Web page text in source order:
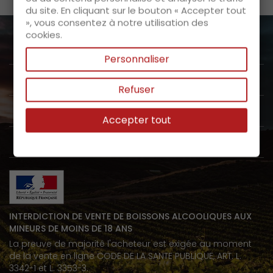
A propos de nous 
Service clients 
Nos produits 
INTERDICTION DE VENTE DE BOISSONS ALCOOLIQUES AUX
MINEURS DE MOINS DE 18 ANS
La preuve de majorité l'acheteur est exigée au moment
de la vente en ligne CODE DE LA SANTE PUBLIQUE, ART. L.
3342-1 et L. 3353-3.
du site. En cliquant sur le bouton « Accepter tout
», vous consentez à notre utilisation des
cookies.
Personnaliser
Refuser
Accepter tout